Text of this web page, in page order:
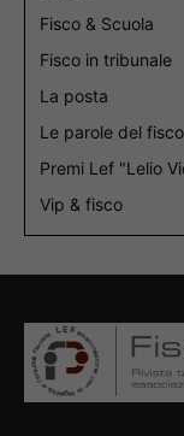
Fisco & Scuola
Fisco in tribunale
La posta
Le parole del fisco
Premi Lef "Lelio
Vip & fisco